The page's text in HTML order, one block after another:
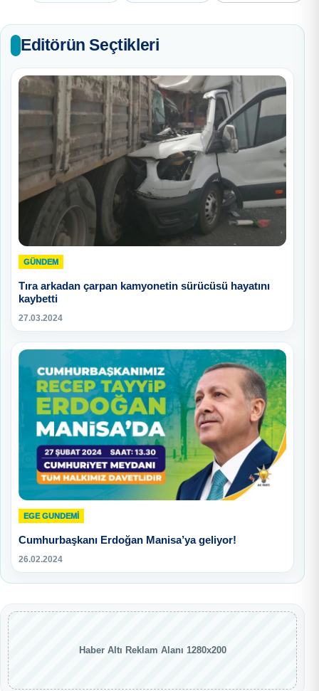
Editörün Seçtikleri
GÜNDEM
Tıra arkadan çarpan kamyonetin sürücüsü hayatını
kaybetti
27.03.2024
EGE GUNDEMİ
Cumhurbaşkanı Erdoğan Manisa’ya geliyor!
26.02.2024
Haber Altı Reklam Alanı 1280x200